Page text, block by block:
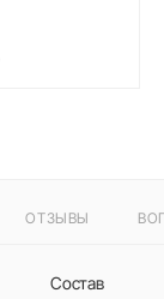
ОТЗЫВЫ
Состав